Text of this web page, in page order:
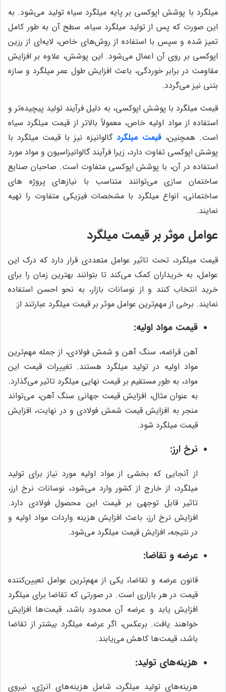
میلگرد با پوشش اپوکسی بر پایه میلگرد سیاه تولید می‌شود. به
این صورت که پس از تولید میلگرد سیاه، سطح آن به طور کامل
تمیز شده و سپس با استفاده از روش‌های خاص، لایه‌ای از رزین
اپوکسی بر روی آن اعمال می‌شود. این پوشش، علاوه بر افزایش
مقاومت در برابر خوردگی، باعث افزایش طول عمر میلگرد و سازه
بتنی نیز می‌گردد.
قیمت میلگرد با پوشش اپوکسی، به دلیل فرآیند تولید پیچیده‌تر و
استفاده از مواد اولیه خاص، معمولاً بالاتر از قیمت میلگرد سیاه
است. همچنین،قیمت میلگرد گالوانیزه نیز با قیمت میلگرد با
پوشش اپوکسی تفاوت دارد، زیرا فرآیند گالوانیزاسیون و مواد مورد
استفاده در آن، با پوشش اپوکسی متفاوت است. صاحبان صنایع
ساختمان سازی می‌توانند متناسب با نیازهای پروژه های
ساختمانی، انواع میلگرد با مشخصات فیزیکی متفاوت را تهیه
نمایند.
عوامل موثر بر قیمت میلگرد
قیمت میلگرد، تحت تاثیر عوامل متعددی قرار دارد که درک این
عوامل، به خریداران کمک می‌کند تا بتوانند بهترین زمان را برای
خرید انتخاب کنند و از نوسانات بازار، به نحو احسن استفاده
نمایند. برخی از مهم‌ترین عوامل موثر بر قیمت میلگرد عبارتند از:
قیمت مواد اولیه:
آهن قراضه، سنگ آهن و شمش فولادی، از جمله مهم‌ترین
مواد اولیه در تولید میلگرد هستند. تغییرات قیمت این
مواد، به طور مستقیم بر قیمت نهایی میلگرد تاثیر می‌گذارد.
به عنوان مثال، افزایش قیمت جهانی سنگ آهن، می‌تواند
منجر به افزایش قیمت شمش فولادی و در نهایت، افزایش
قیمت میلگرد شود.
نرخ ارز:
از آنجایی که بخشی از مواد اولیه مورد نیاز برای تولید
میلگرد، از خارج از کشور وارد می‌شود، نوسانات نرخ ارز،
تاثیر قابل توجهی بر قیمت این محصول فولادی دارد.
افزایش نرخ ارز، باعث افزایش هزینه واردات مواد اولیه و
در نتیجه، افزایش قیمت میلگرد می‌شود.
عرضه و تقاضا:
قانون عرضه و تقاضا، یکی از مهم‌ترین عوامل تعیین‌کننده
قیمت در هر بازاری است. در صورتی که تقاضا برای میلگرد
افزایش یابد و عرضه آن محدود باشد، قیمت‌ها افزایش
خواهند یافت. برعکس، اگر عرضه میلگرد بیشتر از تقاضا
باشد، قیمت‌ها کاهش می‌یابند.
هزینه‌های تولید:
هزینه‌های تولید میلگرد، شامل هزینه‌های انرژی، نیروی